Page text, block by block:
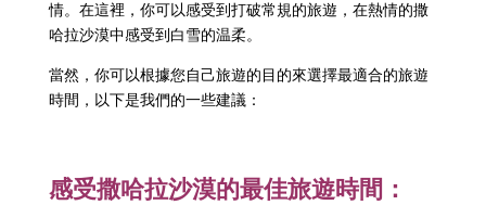
情。在這裡，你可以感受到打破常規的旅遊，在熱情的撒
哈拉沙漠中感受到白雪的温柔。
當然，你可以根據您自己旅遊的目的來選擇最適合的旅遊
時間，以下是我們的一些建議：
感受撒哈拉沙漠的最佳旅遊時間：